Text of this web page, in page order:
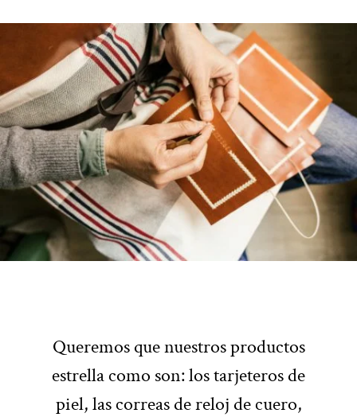
Queremos que nuestros productos
estrella como son: los tarjeteros de
piel, las correas de reloj de cuero,